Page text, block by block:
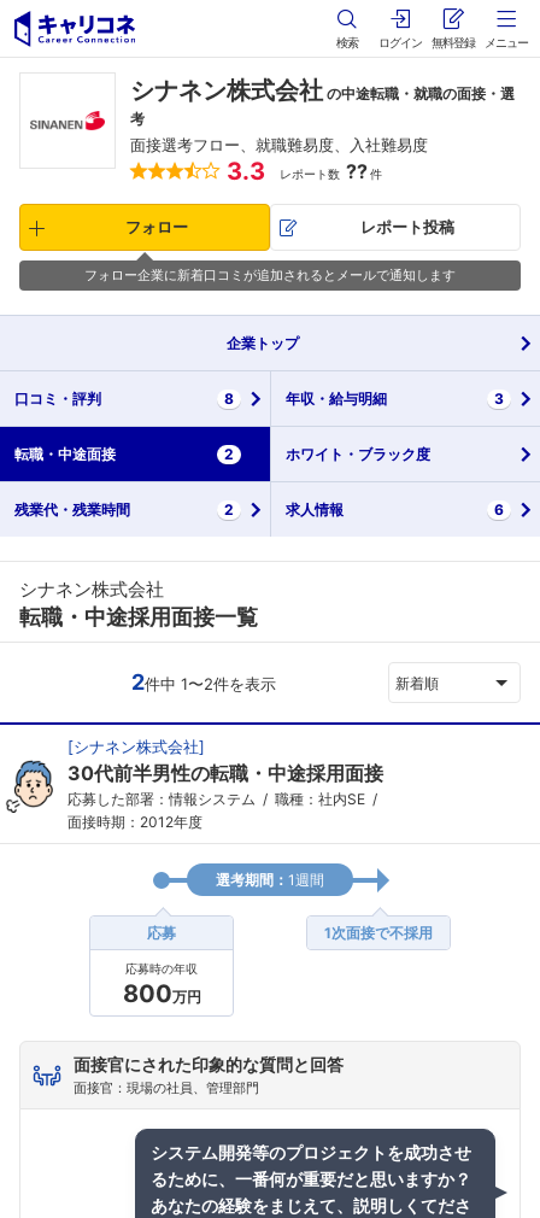
検索 ログイン 無料登録 メニュー
シナネン株式会社 の中途転職・就職の面接・選
考
面接選考フロー、就職難易度、入社難易度
3.3 レポート数 ??件
フォロー レポート投稿
フォロー企業に新着口コミが追加されるとメールで通知します
企業 トップ
口コミ・ 評判 8 年収・ 給与明細 3
転職・ 中途面接 2 ホワイト・ ブラック度
残業代・ 残業時間 2 求人情報 6
シナネン株式会社
転職・中途採用面接一覧
2件中 1〜2件を表示 新着順
[シナネン株式会社]
30代前半男性の転職・中途採用面接
応募した部署：情報システム
職種：社内SE
面接時期：2012年度
選考期間： 1週間
応募
応募時の年収
800万円
1次面接で不採用
面接官にされた印象的な質問と回答
面接官：現場の社員、管理部門
システム開発等のプロジェクトを成功させ
るために、一番何が重要だと思いますか？
あなたの経験をまじえて、説明しくてださ